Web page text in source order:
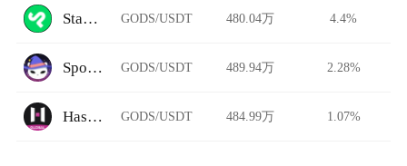
StarkDefi GODS/USDT 480.04万 4.4%
Spookyswap GODS/USDT 489.94万 2.28%
HashKey Global GODS/USDT 484.99万 1.07%